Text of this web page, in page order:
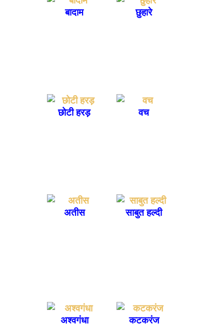
बादाम छुहारे
छोटी हरड़ वच
अतीस साबुत हल्दी
अश्वगंधा कटकरंज